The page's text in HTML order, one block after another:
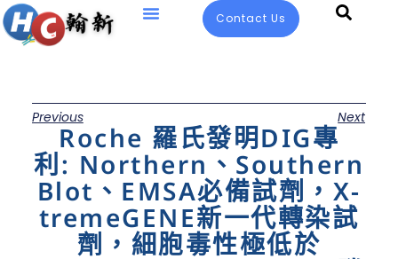
Contact Us
Previous Next
Roche 羅氏發明DIG專
利: Northern、Southern
Blot、EMSA必備試劑，X-
tremeGENE新一代轉染試
劑，細胞毒性極低於